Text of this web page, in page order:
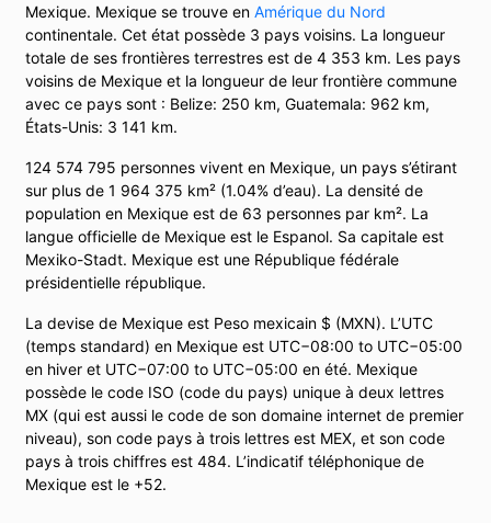
Mexique. Mexique se trouve en Amérique du Nord
continentale. Cet état possède 3 pays voisins. La longueur
totale de ses frontières terrestres est de 4 353 km. Les pays
voisins de Mexique et la longueur de leur frontière commune
avec ce pays sont : Belize: 250 km, Guatemala: 962 km,
États-Unis: 3 141 km.
124 574 795 personnes vivent en Mexique, un pays s’étirant
sur plus de 1 964 375 km² (1.04% d’eau). La densité de
population en Mexique est de 63 personnes par km². La
langue officielle de Mexique est le Espanol. Sa capitale est
Mexiko-Stadt. Mexique est une République fédérale
présidentielle république.
La devise de Mexique est Peso mexicain $ (MXN). L’UTC
(temps standard) en Mexique est UTC−08:00 to UTC−05:00
en hiver et UTC−07:00 to UTC−05:00 en été. Mexique
possède le code ISO (code du pays) unique à deux lettres
MX (qui est aussi le code de son domaine internet de premier
niveau), son code pays à trois lettres est MEX, et son code
pays à trois chiffres est 484. L’indicatif téléphonique de
Mexique est le +52.